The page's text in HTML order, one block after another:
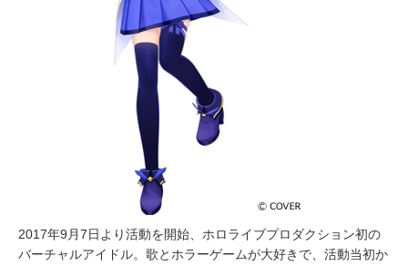
2017年9月7日より活動を開始、ホロライブプロダクション初の
バーチャルアイドル。歌とホラーゲームが大好きで、活動当初か